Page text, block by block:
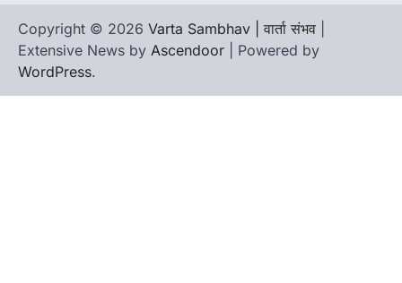
Copyright © 2026 Varta Sambhav | वार्ता संभव
Extensive News by Ascendoor | Powered by
WordPress.